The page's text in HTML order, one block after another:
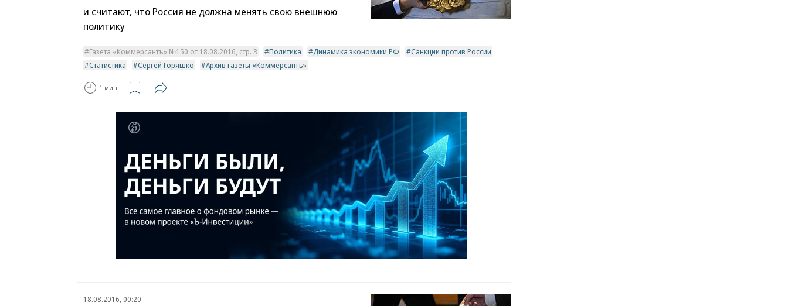
и считают, что Россия не должна менять свою внешнюю
политику
Газета «Коммерсантъ» №150 от 18.08.2016, стр. 3 Политика Динамика экономики РФ
Санкции против России
Статистика
Сергей Горяшко Архив газеты «Коммерсантъ»
1 мин.
18.08.2016, 00:20